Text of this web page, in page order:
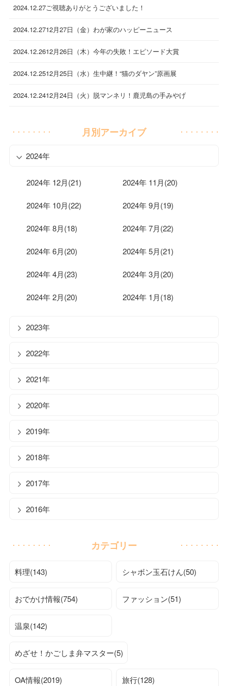
2024.12.27ご視聴ありがとうございました！
2024.12.2712月27日（金）わが家のハッピーニュース
2024.12.2612月26日（木）今年の失敗！エピソード大賞
2024.12.2512月25日（水）生中継！“猫のダヤン”原画展
2024.12.2412月24日（火）脱マンネリ！鹿児島の手みやげ
月別アーカイブ
2024年
2024年 12月(21) 2024年 11月(20)
2024年 10月(22) 2024年 9月(19)
2024年 8月(18) 2024年 7月(22)
2024年 6月(20) 2024年 5月(21)
2024年 4月(23) 2024年 3月(20)
2024年 2月(20) 2024年 1月(18)
2023年
2022年
2021年
2020年
2019年
2018年
2017年
2016年
カテゴリー
料理(143) シャボン玉石けん(50)
おでかけ情報(754) ファッション(51)
温泉(142)
めざせ！かごしま弁マスター(5)
OA情報(2019) 旅行(128)